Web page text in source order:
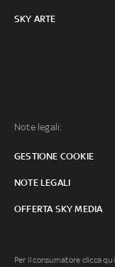
SKY ARTE
Note legali:
GESTIONE COOKIE
NOTE LEGALI
OFFERTA SKY MEDIA
Per il consumatore clicca